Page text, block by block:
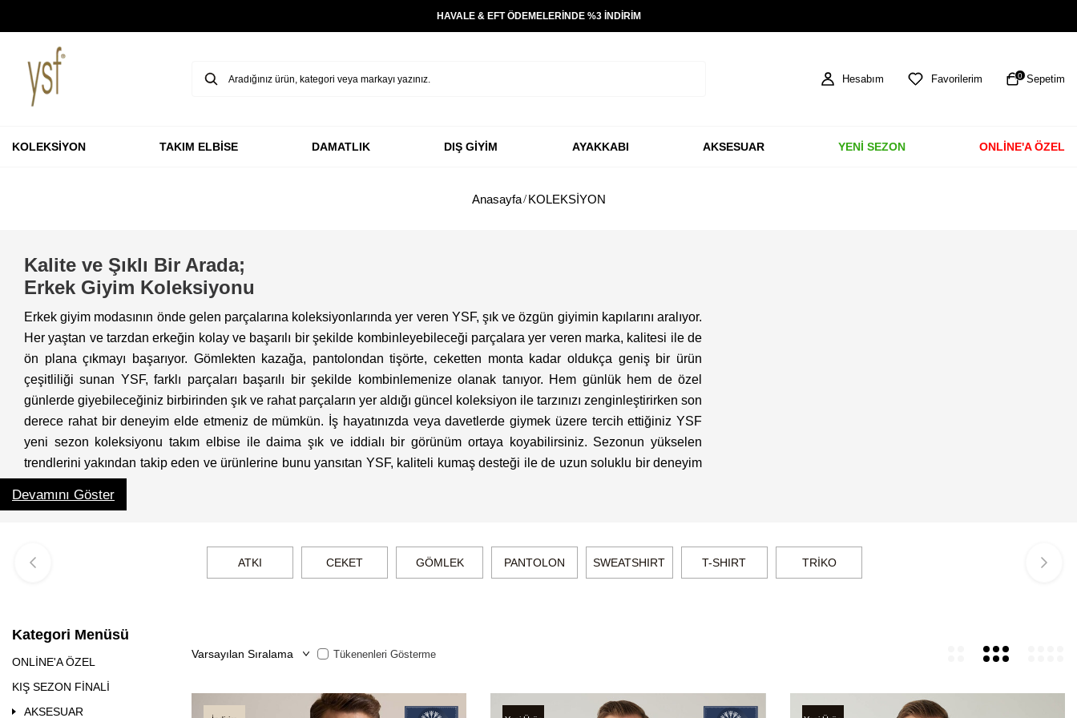
TÜM ÜRÜNLERDE ÜCRETSİZ KARGO
Hesabım Favorilerim 0 Sepetim
KOLEKSİYON TAKIM ELBİSE DAMATLIK DIŞ GİYİM AYAKKABI AKSESUAR YENİ SEZON ONLİNE'A ÖZEL
Anasayfa KOLEKSİYON
Kalite ve Şıklı Bir Arada;
Erkek Giyim Koleksiyonu
Erkek giyim modasının önde gelen parçalarına koleksiyonlarında yer veren YSF, şık ve özgün giyimin kapılarını aralıyor.
Her yaştan ve tarzdan erkeğin kolay ve başarılı bir şekilde kombinleyebileceği parçalara yer veren marka, kalitesi ile de
ön plana çıkmayı başarıyor. Gömlekten kazağa, pantolondan tişörte, ceketten monta kadar oldukça geniş bir ürün
çeşitliliği sunan YSF, farklı parçaları başarılı bir şekilde kombinlemenize olanak tanıyor. Hem günlük hem de özel
günlerde giyebileceğiniz birbirinden şık ve rahat parçaların yer aldığı güncel koleksiyon ile tarzınızı zenginleştirirken son
derece rahat bir deneyim elde etmeniz de mümkün. İş hayatınızda veya davetlerde giymek üzere tercih ettiğiniz YSF
yeni sezon koleksiyonu takım elbise ile daima şık ve iddialı bir görünüm ortaya koyabilirsiniz. Sezonun yükselen
trendlerini yakından takip eden ve ürünlerine bunu yansıtan YSF, kaliteli kumaş desteği ile de uzun soluklu bir deneyim
olanak tanıyan YSF, özgün ve çekici damatlıkları ile de ön plana çıkıyor. Damatlık kategorisinde yer alan birbirinden
sağlayan damatlık modelleri ile bu özel gününüzde stilinizle ön plana çıkabilirsiniz.
Dikkat Çekici Erkek Giyim Kombin Seçenekleri;
markasına ait birbirinden şık ve kaliteli parçalarla özgün kombinler oluşturabilir, tarzınızla bulunduğunuz ortamlarda
dikkatleri üzerinize toplayabilirsiniz. Kot pantolon üzerine tercih edeceğiniz polo yaka tişört ile hem rahat hem de çarpıcı
bir stile imza atabilirsiniz. Soğuk kış ayları için tercih edeceğiniz triko seçenekleriyle ise hem şık bir görünüm elde
edebilir hem de vücut ısınızı koruyabilirsiniz. Düğün gününüz için oldukça şık, kaliteli, aynı zamanda rahat damatlık
arayışında iseniz; YSF, bu noktadaki ihtiyacınıza da başarılı bir şekilde yanıt veriyor. Kaliteli ve son derece şık parçaların
Devamını Göster
ATKI CEKET GÖMLEK PANTOLON SWEATSHIRT T-SHIRT TRİKO
Kategori Menüsü
ONLİNE'A ÖZEL
KIŞ SEZON FİNALİ
AKSESUAR
Tükenenleri Gösterme